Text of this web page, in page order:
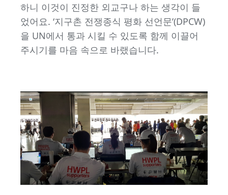
하니 이것이 진정한 외교구나 하는 생각이 들
었어요. ‘지구촌 전쟁종식 평화 선언문’(DPCW)
을 UN에서 통과 시킬 수 있도록 함께 이끌어
주시기를 마음 속으로 바랬습니다.